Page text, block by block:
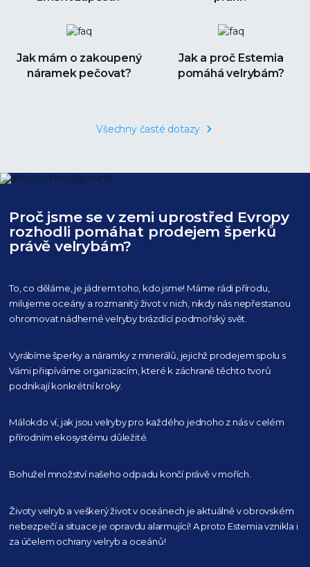
Jak mám o zakoupený
náramek pečovat?
Jak a proč Estemia
pomáhá velrybám?
Všechny časté dotazy
Proč jsme se v zemi uprostřed Evropy
rozhodli pomáhat prodejem šperků
právě velrybám?
To, co děláme, je jádrem toho, kdo jsme! Máme rádi přírodu,
milujeme oceány a rozmanitý život v nich, nikdy nás nepřestanou
ohromovat nádherné velryby brázdící podmořský svět.
Vyrábíme šperky a náramky z minerálů, jejichž prodejem spolu s
Vámi přispíváme organizacím, které k záchraně těchto tvorů
podnikají konkrétní kroky.
Málokdo ví, jak jsou velryby pro každého jednoho z nás v celém
přírodním ekosystému důležité.
Bohužel množství našeho odpadu končí právě v mořích.
Životy velryb a veškerý život v oceánech je aktuálněv obrovském
nebezpečí a situace je opravdu alarmující! A proto Estemia vznikla i
za účelem ochrany velryb a oceánů!